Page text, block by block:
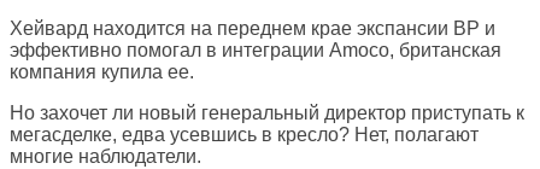
Хейвард находится на переднем крае экспансии BP и
эффективно помогал в интеграции Amoco, британская
компания купила ее.
Но захочет ли новый генеральный директор приступать к
мегасделке, едва усевшись в кресло? Нет, полагают
многие наблюдатели.